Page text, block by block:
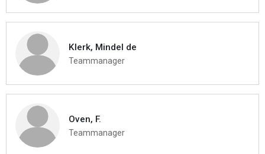
Klerk, Mindel de
Teammanager
Oven, F.
Teammanager